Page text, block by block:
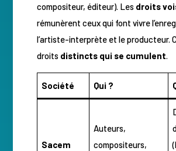
compositeur, éditeur). Les droits
rémunèrent ceux qui font vivre
l’artiste-interprète et le producteur.
droits distincts qui se cumulent.
Société Qui ?
Sacem
Auteurs,
compositeurs,